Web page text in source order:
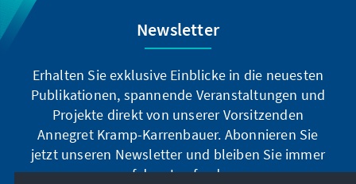
Newsletter
Erhalten Sie exklusive Einblicke in die neuesten
Publikationen, spannende Veranstaltungen und
Projekte direkt von unserer Vorsitzenden
Annegret Kramp-Karrenbauer. Abonnieren Sie
jetzt unseren Newsletter und bleiben Sie immer
auf dem Laufenden.